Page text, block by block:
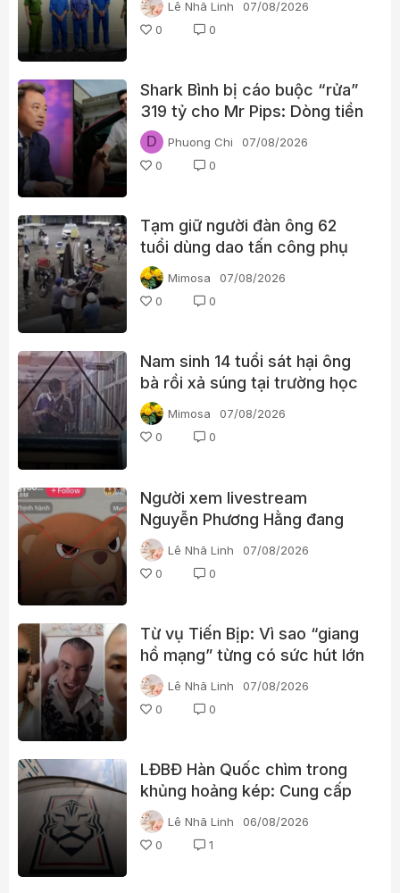
Lê Nhã Linh
07/08/2026
0
0
Shark Bình bị cáo buộc “rửa”
319 tỷ cho Mr Pips: Dòng tiền
đã đi qua Ngân Lượng như thế
nào?
D Phuong Chi
07/08/2026
0
0
Tạm giữ người đàn ông 62
tuổi dùng dao tấn công phụ
nữ giữa chợ
Mimosa
07/08/2026
0
0
Nam sinh 14 tuổi sát hại ông
bà rồi xả súng tại trường học
Thái Lan
Mimosa
07/08/2026
0
0
Người xem livestream
Nguyễn Phương Hằng đang
tìm kiếm điều gì?
Lê Nhã Linh
07/08/2026
0
0
Từ vụ Tiến Bịp: Vì sao “giang
hồ mạng” từng có sức hút lớn
với người xem?
Lê Nhã Linh
07/08/2026
0
0
LĐBĐ Hàn Quốc chìm trong
khủng hoảng kép: Cung cấp
gái gọi cho trọng tài, cảnh sát
đột kích trụ sở
Lê Nhã Linh
06/08/2026
0
1